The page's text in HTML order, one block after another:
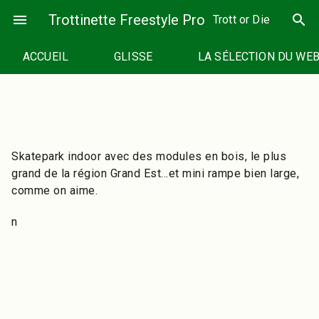
menu Trottinette Freestyle Pro Trott or Die search
ACCUEIL GLISSE LA SÉLECTION DU
Skatepark indoor avec des modules en bois, le plus
grand de la région Grand Est…et mini rampe bien large,
comme on aime.
n